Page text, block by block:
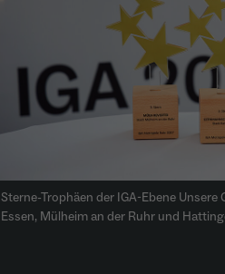
Sterne-Trophäen der IGA-Ebene Unsere
Essen, Mülheim an der Ruhr und